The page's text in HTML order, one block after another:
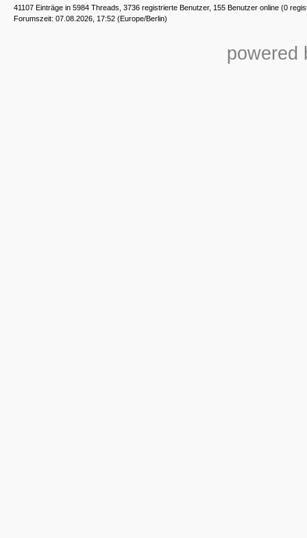
41107 Einträge in 5984 Threads, 3736 registrierte Benutzer, 155 Benutzer online (0
Forumszeit: 07.08.2026, 17:52 (Europe/Berlin)
powered